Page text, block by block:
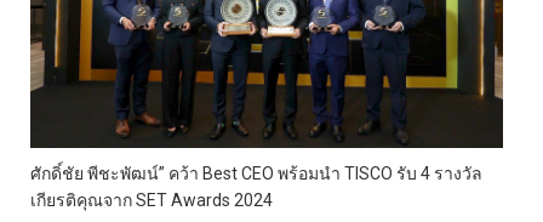
ศักดิ์ชัย พีชะพัฒน์” คว้า Best CEO พร้อมนำ TISCO รับ 4 รางวัล
เกียรติคุณจาก SET Awards 2024